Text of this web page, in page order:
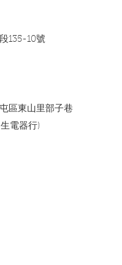
135-10號
區東山里部子巷
電器行)